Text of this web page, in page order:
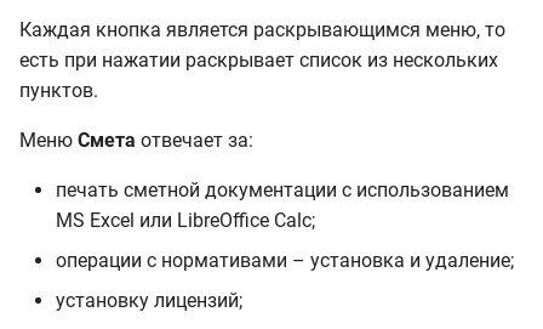
Организации
Виды наименований
лимитированных затрат
Типы лимитированных
затрат
лимитированных затрат
Каждая кнопка является раскрывающимся меню, то
есть при нажатии раскрывает список из нескольких
пунктов.
Меню Смета отвечает за:
печать сметной документации с использованием
MS Excel или LibreOffice Calc;
операции с нормативами – установка и удаление;
установку лицензий;